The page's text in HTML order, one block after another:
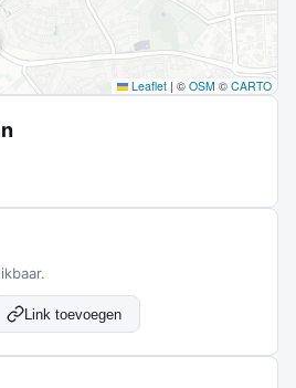
Leaflet | © OSM © CARTO
Link toevoegen